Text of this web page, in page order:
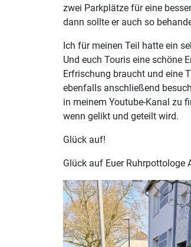
zwei Parkplätze für eine
dann sollte er auch so
Ich für meinen Teil hatte ein
Und euch Touris eine schöne
Erfrischung braucht und eine
ebenfalls anschließend
in meinem Youtube-Kanal zu
wenn gelikt und geteilt wird.
Glück auf!
Glück auf Euer Ruhrpottologe